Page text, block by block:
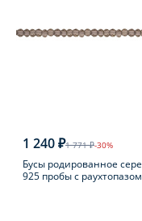
1 240 ₽1 771 ₽-30%
Бусы родированное серебро
925 пробы с раухтопазом